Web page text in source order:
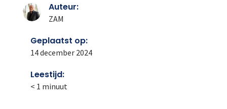
Auteur:
ZAM
Geplaatst op:
14 december 2024
Leestijd:
< 1 minuut